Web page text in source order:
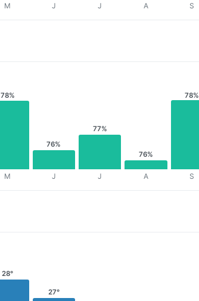
M J J A S
78%
M
76%
J
77%
J
76%
A
78%
S
28°
27°